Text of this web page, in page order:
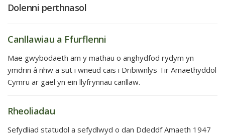
Dolenni perthnasol
Canllawiau a Ffurflenni
Mae gwybodaeth am y mathau o anghydfod rydym yn
ymdrin â nhw a sut i wneud cais i Dribiwnlys Tir Amaethyddol
Cymru ar gael yn ein llyfrynnau canllaw.
Rheoliadau
Sefydliad statudol a sefydlwyd o dan Ddeddf Amaeth 1947